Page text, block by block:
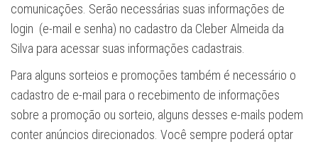
comunicações. Serão necessárias suas informações de
login (e-mail e senha) no cadastro da Cleber Almeida da
Silva para acessar suas informações cadastrais.
Para alguns sorteios e promoções também é necessário o
cadastro de e-mail para o recebimento de informações
sobre a promoção ou sorteio, alguns desses e-mails podem
conter anúncios direcionados. Você sempre poderá optar